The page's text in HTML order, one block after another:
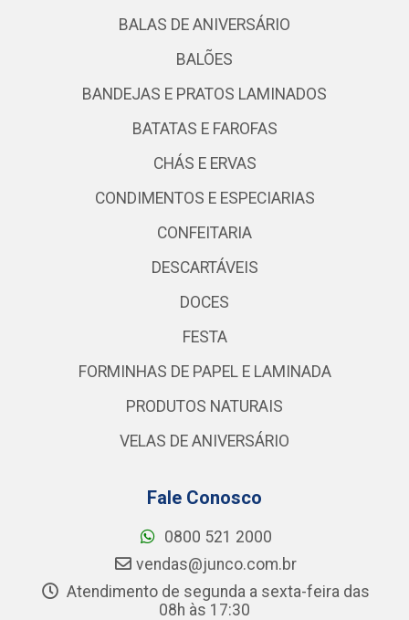
BALAS DE ANIVERSÁRIO
BALÕES
BANDEJAS E PRATOS LAMINADOS
BATATAS E FAROFAS
CHÁS E ERVAS
CONDIMENTOS E ESPECIARIAS
CONFEITARIA
DESCARTÁVEIS
DOCES
FESTA
FORMINHAS DE PAPEL E LAMINADA
PRODUTOS NATURAIS
VELAS DE ANIVERSÁRIO
Fale Conosco
0800 521 2000
vendas@junco.com.br
Atendimento de segunda a sexta-feira das
08h às 17:30